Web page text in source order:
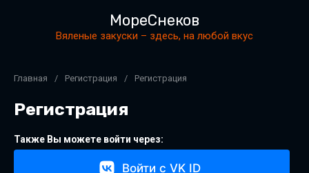
МореСнеков
Вяленые закуски – здесь, на любой вкус
Главная / Регистрация / Регистрация
Регистрация
Также Вы можете войти через:
Войти с VK ID